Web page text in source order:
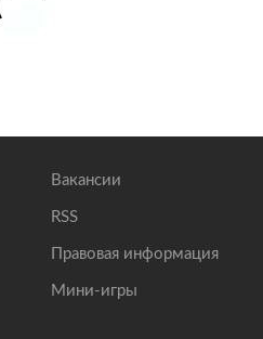
Вакансии
RSS
Правовая информация
Мини-игры